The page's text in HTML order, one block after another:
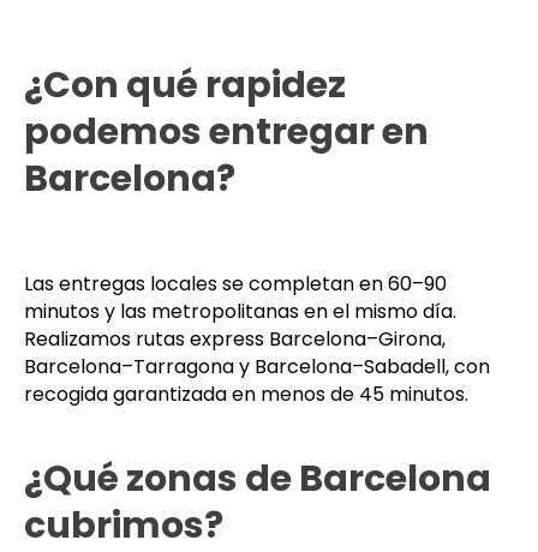
¿Con qué rapidez
podemos entregar en
Barcelona?
Las entregas locales se completan en 60–90
minutos y las metropolitanas en el mismo día.
Realizamos rutas express Barcelona–Girona,
Barcelona–Tarragona y Barcelona–Sabadell, con
recogida garantizada en menos de 45 minutos.
¿Qué zonas de Barcelona
cubrimos?